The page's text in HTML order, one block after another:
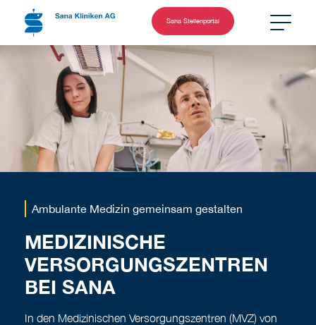
Sana Stellenportal
Ambulante Medizin gemeinsam gestalten
MEDIZINISCHE
VERSORGUNGSZENTREN
BEI SANA
In den Medizinischen Versorgungszentren (MVZ) von